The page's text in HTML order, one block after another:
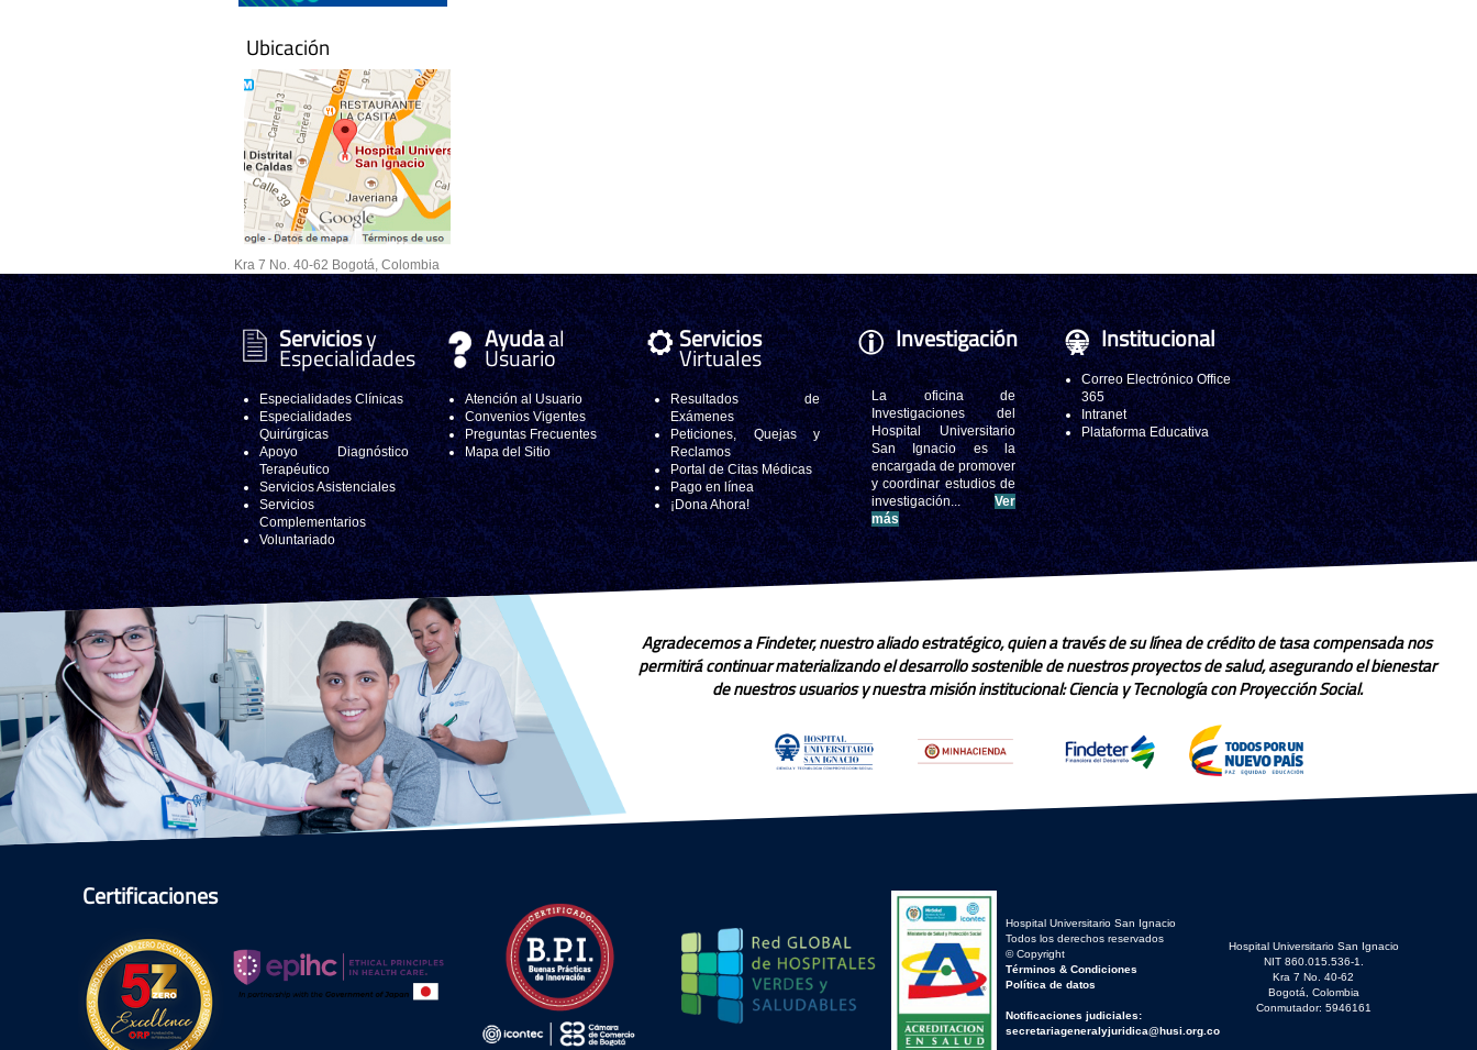
Ubicación
Kra 7 No. 40-62 Bogotá, Colombia
Serviciosy
Especialidades
Especialidades Clínicas
Especialidades
Quirúrgicas
Apoyo Diagnóstico
Terapéutico
Servicios Asistenciales
Servicios
Complementarios
Voluntariado
Ayudaal
Usuario
Atención al Usuario
Convenios Vigentes
Preguntas Frecuentes
Mapa del Sitio
Servicios
Virtuales
Resultados de
Exámenes
Peticiones, Quejas y
Reclamos
Portal de Citas Médicas
Pago en línea
¡Dona Ahora!
Investigación
La oficina de
Investigaciones del
Hospital Universitario
San Ignacio es la
encargada de promover
y coordinar estudios de
investigación... Ver
más
Institucional
Correo Electrónico Office
365
Intranet
Plataforma Educativa
Agradecemos a Findeter, nuestro aliado estratégico, quien a través de su línea de crédito de tasa compensada nos
permitirá continuar materializando el desarrollo sostenible de nuestros proyectos de salud, asegurando el bienestar
de nuestros usuarios y nuestra misión institucional: Ciencia y Tecnología con Proyección Social.
Certificaciones
Hospital Universitario San Ignacio
Todos los derechos reservados
© Copyright
Términos & Condiciones
Política de datos
Notificaciones judiciales:
secretariageneralyjuridica@husi.org.co
Hospital Universitario San Ignacio
NIT 860.015.536-1.
Kra 7 No. 40-62
Bogotá, Colombia
Conmutador: 5946161